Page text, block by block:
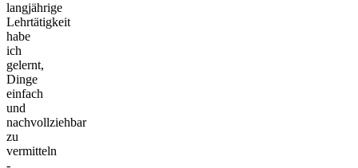
langjährige
Lehrtätigkeit
habe
ich
gelernt,
Dinge
einfach
und
nachvollziehbar
zu
vermitteln
-